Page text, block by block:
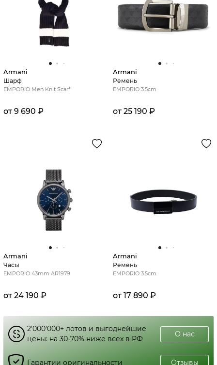
Armani
Шарф
EMPORIO Men Knit Scarf
от 9 690 ₽
Armani
Ремень
EMPORIO 3.5cm
от 25 190 ₽
Armani
Часы
EMPORIO 43mm AR1979
от 24 190 ₽
Armani
Ремень
EMPORIO 3.5cm
от 17 890 ₽
2'000'000+ лотов и выгоднейшие
цены: на 30-70% ниже всех в РФ
О нас
Гарантии оригинальности Отзывы